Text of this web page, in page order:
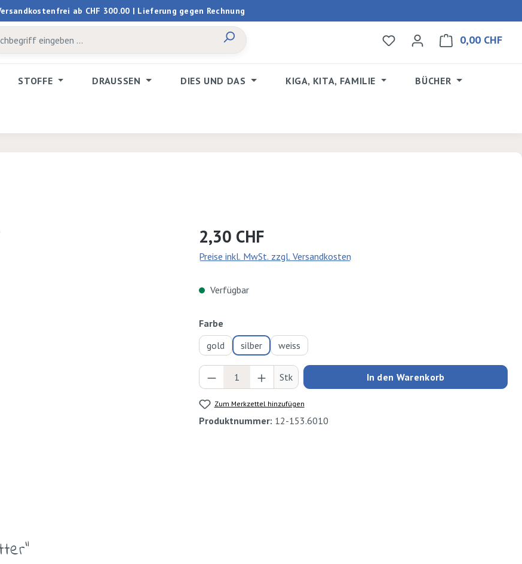
ab CHF 300.00 | Lieferung gegen Rechnung
Du hast 0 Produkte auf
0,00 CHF
STOFFE DRAUSSEN DIES UND DAS KIGA, KITA, FAMILIE BÜCHER
Regulärer Preis:
2,30 CHF
Preise inkl. MwSt. zzgl. Versandkosten
Verfügbar
Farbe
gold
silber weiss
Produkt Anzahl: Gib den gewünschten Wert ein
Stk In den Warenkorb
Zum Merkzettel hinzufügen
Produktnummer: 12-153.6010